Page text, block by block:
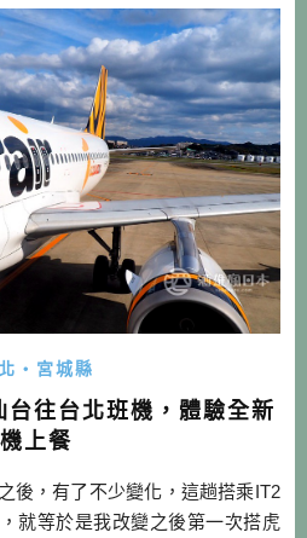
是要保留足夠時間才行。 牛舌專
稱： […]…
・宮城縣
往台北班機，體驗全新
機上餐
後，有了不少變化，這趟搭乘IT2
就等於是我改變之後第一次搭虎